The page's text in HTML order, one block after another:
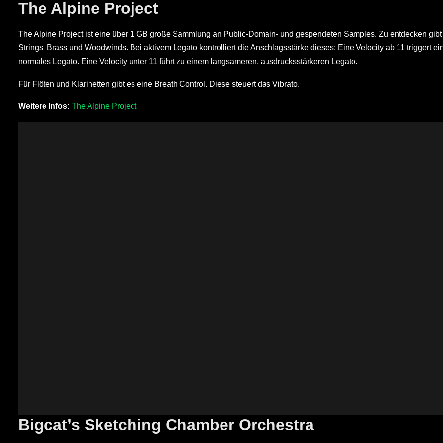
The Alpine Project
The Alpine Project ist eine über 1 GB große Sammlung an Public-Domain- und gespendeten Samples. Zu entdecken gibt
Strings, Brass und Woodwinds. Bei aktivem Legato kontrolliert die Anschlagsstärke dieses: Eine Velocity ab 11 triggert
normales Legato. Eine Velocity unter 11 führt zu einem langsameren, ausdrucksstärkeren Legato.
Für Flöten und Klarinetten gibt es eine Breath Control. Diese steuert das Vibrato.
Weitere Infos: The Alpine Project
Bigcat’s Sketching Chamber Orchestra